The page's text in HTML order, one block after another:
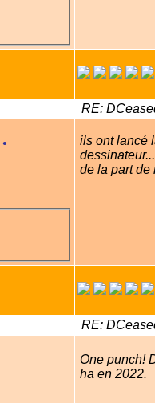
RE:
•
ils ont lancé
de la part de
RE:
One punch!
ha en 2022.